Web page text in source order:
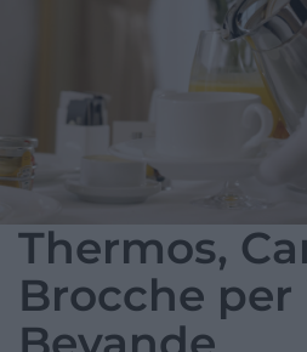
Thermos,
Brocche per